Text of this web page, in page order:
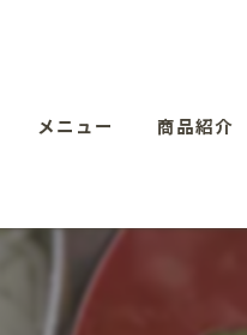
メニュー 商品紹介